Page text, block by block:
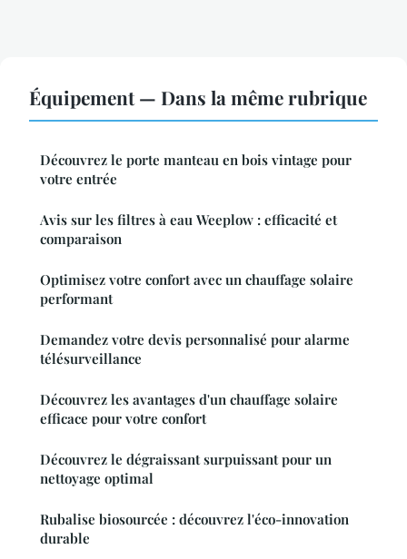
Équipement — Dans la même rubrique
Découvrez le porte manteau en bois vintage pour
votre entrée
Avis sur les filtres à eau Weeplow : efficacité et
comparaison
Optimisez votre confort avec un chauffage solaire
performant
Demandez votre devis personnalisé pour alarme
télésurveillance
Découvrez les avantages d'un chauffage solaire
efficace pour votre confort
Découvrez le dégraissant surpuissant pour un
nettoyage optimal
Rubalise biosourcée : découvrez l'éco-innovation
durable